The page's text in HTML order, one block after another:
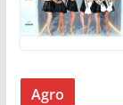
Agro